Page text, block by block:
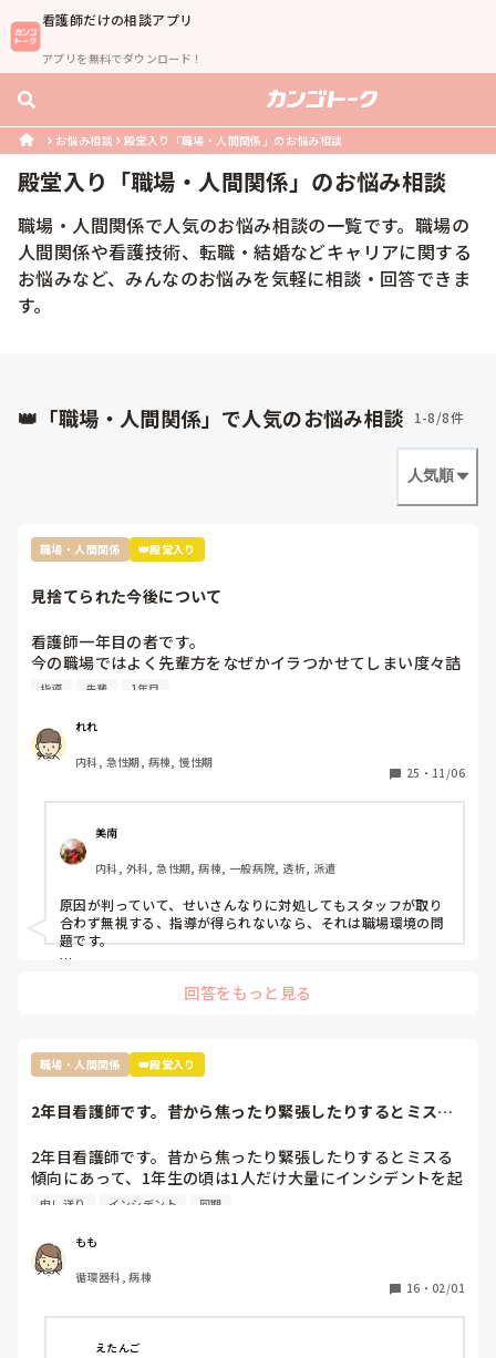
看護師だけの相談アプリ
アプリを無料でダウンロード！
お悩み相談 殿堂入り「職場・人間関係」のお悩み相談
殿堂入り「職場・人間関係」のお悩み相談
職場・人間関係で人気のお悩み相談の一覧です。職場の
人間関係や看護技術、転職・結婚などキャリアに関する
お悩みなど、みんなのお悩みを気軽に相談・回答できま
す。
👑「職場・人間関係」で人気のお悩み相談 1-8/8件
人気順
職場・人間関係 👑殿堂入り
見捨てられた今後について
看護師一年目の者です。
今の職場ではよく先輩方をなぜかイラつかせてしまい度々詰
所で私のことについて色々と言ってることを耳にします。
が不快に感じると言われてます。
推測ですが私は人見知りで話すのが苦手なため毎日ペコペコ
しながら愛想笑いをして先輩方の機嫌を伺いなんとか仕事を
しかし元々メンタルも強くなかったことからこの状況がスト
レスとなり体調を崩し、睡眠不足と少し鬱状態な感じで仕事
をしていました。そのせいもあってか先輩に言われたことを
やってなかったりケアレスミスが目立つようになり、もとも
とよく思われてなかったため、この行いからついに見捨てら
れました。
見捨てられたと確信したのは明らかにもう何も指導していた
だけなくなり、詰所で〜さんにはもう無視した。もう教えな
原因は自分だとわかっているのでしょうがないことだとは理
ちなみに私の職場ではすぐ噂は広まるので私のことはほぼ全
員知っていると思います
今後は今の私の不注意を正し、頑張っていきたいと思ってい
るのですが指導されないとなると正直どうしていったら良い
かわからないです。こんな私ですが何かアドバイスいただけ
れば嬉しいです。
指導 先輩 1年目
れれ
内科, 急性期, 病棟, 慢性期
25 ・ 11/06
美南
内科, 外科, 急性期, 病棟, 一般病院, 透析, 派遣
原因が判っていて、せいさんなりに対処してもスタッフが取り
合わず無視する、指導が得られないなら、それは職場環境の問
題です。
せいさんが嫌じゃなければ、
という選択肢を取った方が、今後看護師として自分の興味が湧
ではないかと思います。
それと、今後も看護師として働き続けたいなら、もう二度と他
す。
絡・相談だけして、淡々と自分の仕事をこなすようにしてくだ
回答をもっと見る
職場・人間関係 👑殿堂入り
2年目看護師です。昔から焦ったり緊張したりするとミスる
2年目看護師です。昔から焦ったり緊張したりするとミスる
傾向にあって、1年生の頃は1人だけ大量にインシデントを起
こしては先輩から怒られていました。自分の傾向を考え、2
したが、「出来ない子、話の噛み合わない子、コミュニケー
ションがとれない子」というレッテルを貼られ続けてしま
い、職場にうまく馴染めません。他の同期はすいすいと成長
していき、先輩とも仲良く話せていて、先輩の態度からも認
められているというのを感じます。
これは自分の課題でもあると思うのですが、出来ない子だと
申し送り インシデント 同期
もも
循環器科, 病棟
16 ・ 02/01
えたんご